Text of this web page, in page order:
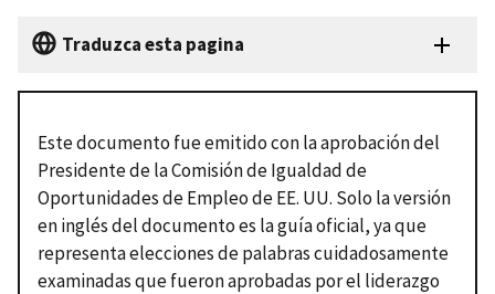
Traduzca esta pagina
Este documento fue emitido con la aprobación del
Presidente de la Comisión de Igualdad de
Oportunidades de Empleo de EE. UU. Solo la versión
en inglés del documento es la guía oficial, ya que
representa elecciones de palabras cuidadosamente
examinadas que fueron aprobadas por el liderazgo